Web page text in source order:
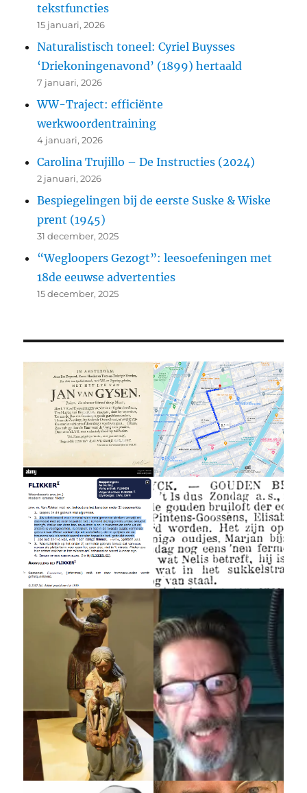
tekstfuncties
15 januari, 2026
Naturalistisch toneel: Cyriel Buysses
‘Driekoningenavond’ (1899) hertaald
7 januari, 2026
WW-Traject: efficiënte
werkwoordentraining
4 januari, 2026
Carolina Trujillo – De Instructies (2024)
2 januari, 2026
Bespiegelingen bij de eerste Suske & Wiske
prent (1945)
31 december, 2025
“Wegloopers Gezogt”: leesoefeningen met
18de eeuwse advertenties
15 december, 2025